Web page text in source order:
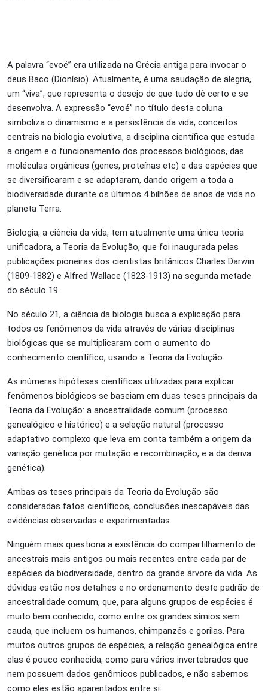
A palavra “evoé” era utilizada na Grécia antiga para invocar o
deus Baco (Dionísio). Atualmente, é uma saudação de alegria,
um “viva”, que representa o desejo de que tudo dê certo e se
desenvolva. A expressão “evoé” no título desta coluna
simboliza o dinamismo e a persistência da vida, conceitos
centrais na biologia evolutiva, a disciplina científica que estuda
a origem e o funcionamento dos processos biológicos, das
moléculas orgânicas (genes, proteínas etc) e das espécies que
se diversificaram e se adaptaram, dando origem a toda a
biodiversidade durante os últimos 4 bilhões de anos de vida no
planeta Terra.
Biologia, a ciência da vida, tem atualmente uma única teoria
unificadora, a Teoria da Evolução, que foi inaugurada pelas
publicações pioneiras dos cientistas britânicos Charles Darwin
(1809-1882) e Alfred Wallace (1823-1913) na segunda metade
do século 19.
No século 21, a ciência da biologia busca a explicação para
todos os fenômenos da vida através de várias disciplinas
biológicas que se multiplicaram com o aumento do
conhecimento científico, usando a Teoria da Evolução.
As inúmeras hipóteses científicas utilizadas para explicar
fenômenos biológicos se baseiam em duas teses principais da
Teoria da Evolução: a ancestralidade comum (processo
genealógico e histórico) e a seleção natural (processo
adaptativo complexo que leva em conta também a origem da
variação genética por mutação e recombinação, e a da deriva
genética).
Ambas as teses principais da Teoria da Evolução são
consideradas fatos científicos, conclusões inescapáveis das
evidências observadas e experimentadas.
Ninguém mais questiona a existência do compartilhamento de
ancestrais mais antigos ou mais recentes entre cada par de
espécies da biodiversidade, dentro da grande árvore da vida. As
dúvidas estão nos detalhes e no ordenamento deste padrão de
ancestralidade comum, que, para alguns grupos de espécies é
muito bem conhecido, como entre os grandes símios sem
cauda, que incluem os humanos, chimpanzés e gorilas. Para
muitos outros grupos de espécies, a relação genealógica entre
elas é pouco conhecida, como para vários invertebrados que
nem possuem dados genômicos publicados, e não sabemos
como eles estão aparentados entre si.